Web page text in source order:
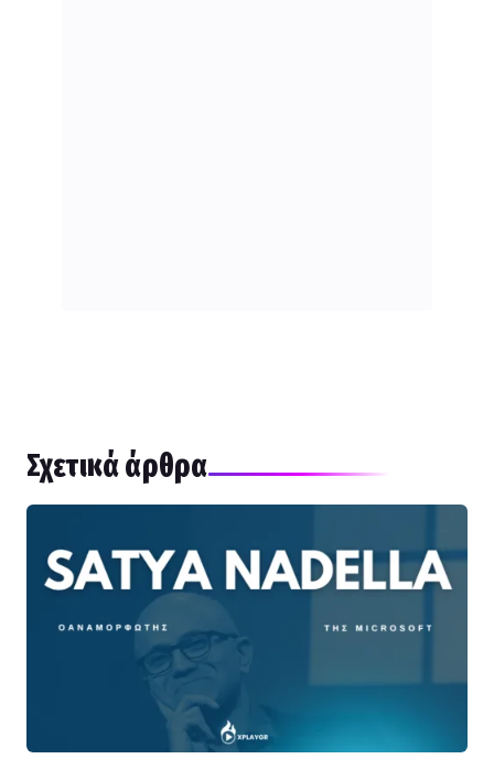
Σχετικά άρθρα